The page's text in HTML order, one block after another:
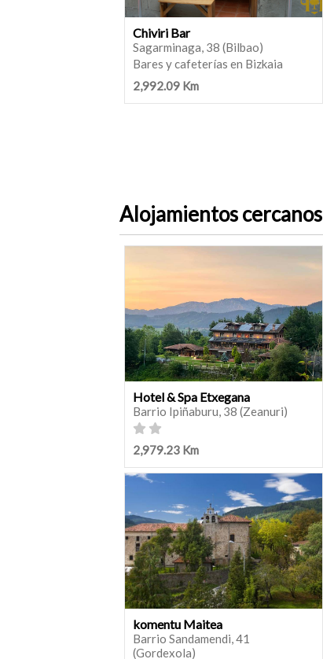
Chiviri Bar
Sagarminaga, 38 (Bilbao)
Bares y cafeterías en Bizkaia
2,992.09 Km
Alojamientos cercanos
Hotel & Spa Etxegana
Barrio Ipiñaburu, 38 (Zeanuri)
2,979.23 Km
komentu Maitea
Barrio Sandamendi, 41
(Gordexola)